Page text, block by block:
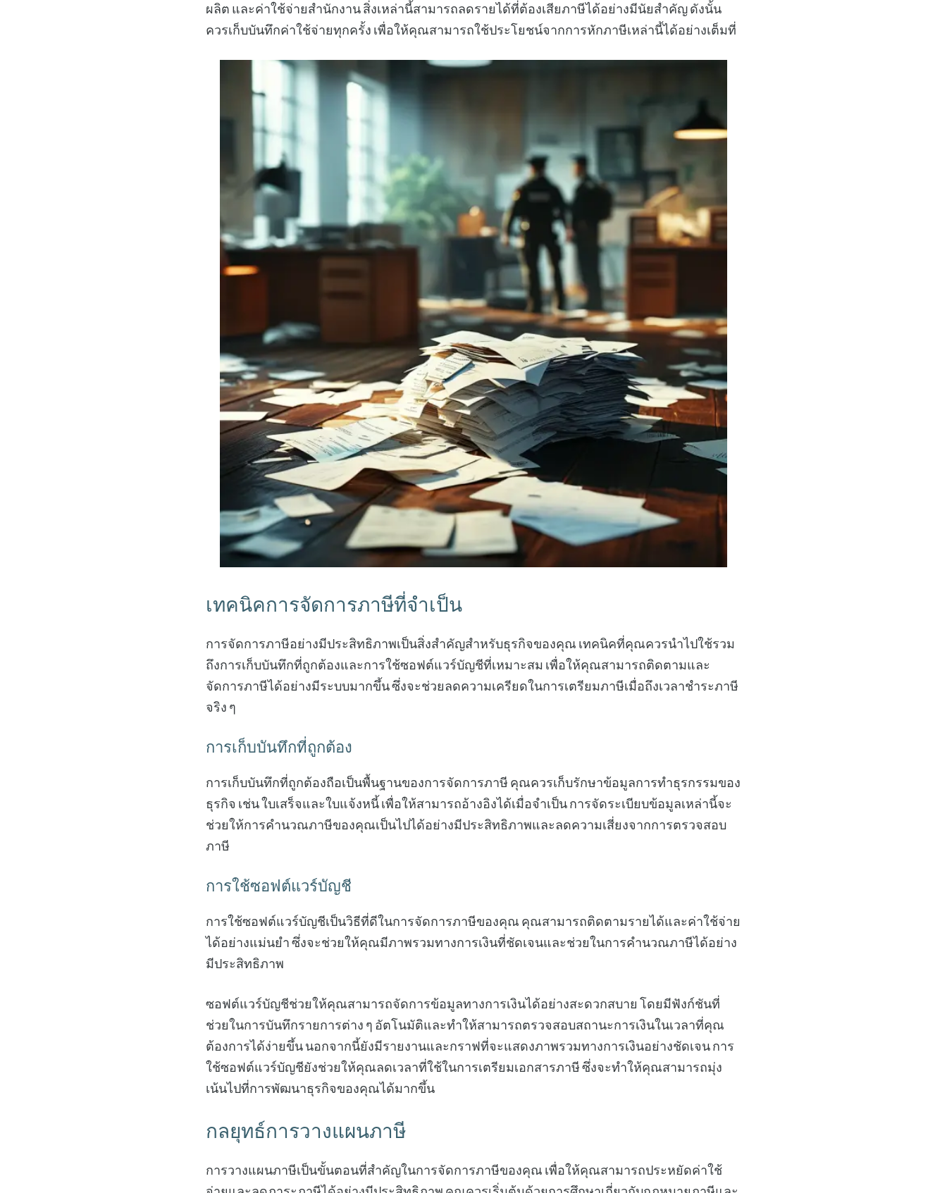
ผลิต และค่าใช้จ่ายสำนักงาน สิ่งเหล่านี้สามารถลดรายได้ที่ต้องเสียภาษีได้อย่างมีนัยสำคัญ ดังนั้น
ควรเก็บบันทึกค่าใช้จ่ายทุกครั้ง เพื่อให้คุณสามารถใช้ประโยชน์จากการหักภาษีเหล่านี้ได้อย่างเต็มที่
เทคนิคการจัดการภาษีที่จำเป็น
การจัดการภาษีอย่างมีประสิทธิภาพเป็นสิ่งสำคัญสำหรับธุรกิจของคุณ เทคนิคที่คุณควรนำไปใช้รวม
ถึงการเก็บบันทึกที่ถูกต้องและการใช้ซอฟต์แวร์บัญชีที่เหมาะสม เพื่อให้คุณสามารถติดตามและ
จัดการภาษีได้อย่างมีระบบมากขึ้น ซึ่งจะช่วยลดความเครียดในการเตรียมภาษีเมื่อถึงเวลาชำระภาษี
จริง ๆ
การเก็บบันทึกที่ถูกต้อง
การเก็บบันทึกที่ถูกต้องถือเป็นพื้นฐานของการจัดการภาษี คุณควรเก็บรักษาข้อมูลการทำธุรกรรมของ
ธุรกิจ เช่น ใบเสร็จและใบแจ้งหนี้ เพื่อให้สามารถอ้างอิงได้เมื่อจำเป็น การจัดระเบียบข้อมูลเหล่านี้จะ
ช่วยให้การคำนวณภาษีของคุณเป็นไปได้อย่างมีประสิทธิภาพและลดความเสี่ยงจากการตรวจสอบ
ภาษี
การใช้ซอฟต์แวร์บัญชี
การใช้ซอฟต์แวร์บัญชีเป็นวิธีที่ดีในการจัดการภาษีของคุณ คุณสามารถติดตามรายได้และค่าใช้จ่าย
ได้อย่างแม่นยำ ซึ่งจะช่วยให้คุณมีภาพรวมทางการเงินที่ชัดเจนและช่วยในการคำนวณภาษีได้อย่าง
มีประสิทธิภาพ
ซอฟต์แวร์บัญชีช่วยให้คุณสามารถจัดการข้อมูลทางการเงินได้อย่างสะดวกสบาย โดยมีฟังก์ชันที่
ช่วยในการบันทึกรายการต่าง ๆ อัตโนมัติและทำให้สามารถตรวจสอบสถานะการเงินในเวลาที่คุณ
ต้องการได้ง่ายขึ้น นอกจากนี้ยังมีรายงานและกราฟที่จะแสดงภาพรวมทางการเงินอย่างชัดเจน การ
ใช้ซอฟต์แวร์บัญชียังช่วยให้คุณลดเวลาที่ใช้ในการเตรียมเอกสารภาษี ซึ่งจะทำให้คุณสามารถมุ่ง
เน้นไปที่การพัฒนาธุรกิจของคุณได้มากขึ้น
กลยุทธ์การวางแผนภาษี
การวางแผนภาษีเป็นขั้นตอนที่สำคัญในการจัดการภาษีของคุณ เพื่อให้คุณสามารถประหยัดค่าใช้